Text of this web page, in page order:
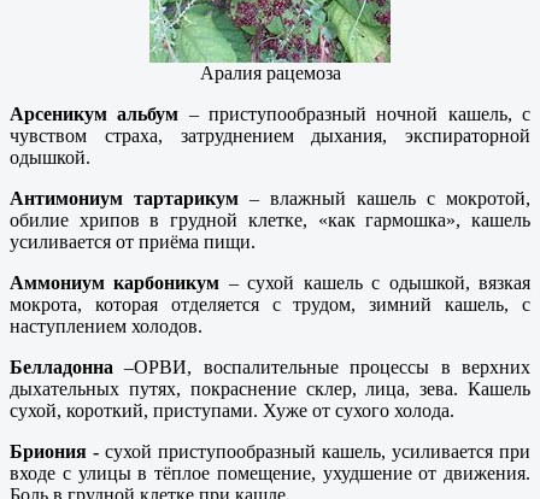
Аралия рацемоза
Арсеникум альбум – приступообразный ночной кашель, с
чувством страха, затруднением дыхания, экспираторной
одышкой.
Антимониум тартарикум – влажный кашель с мокротой,
обилие хрипов в грудной клетке, «как гармошка», кашель
усиливается от приёма пищи.
Аммониум карбоникум – сухой кашель с одышкой, вязкая
мокрота, которая отделяется с трудом, зимний кашель, с
наступлением холодов.
Белладонна –ОРВИ, воспалительные процессы в верхних
дыхательных путях, покраснение склер, лица, зева. Кашель
сухой, короткий, приступами. Хуже от сухого холода.
Бриония - сухой приступообразный кашель, усиливается при
входе с улицы в тёплое помещение, ухудшение от движения.